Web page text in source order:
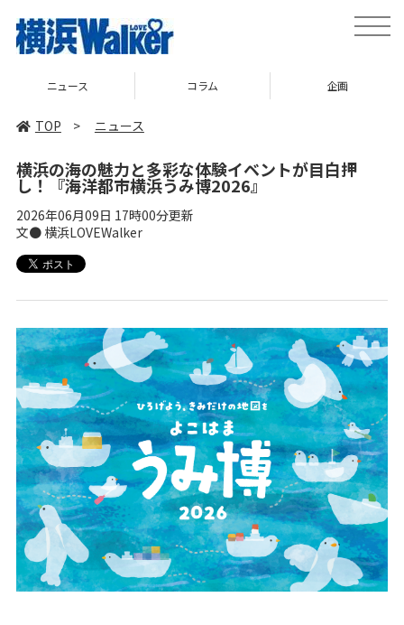
toggle
ニュース コラム 企画
TOP > ニュース
横浜の海の魅力と多彩な体験イベントが目白押
し！『海洋都市横浜うみ博2026』
2026年06月09日 17時00分更新
文● 横浜LOVEWalker